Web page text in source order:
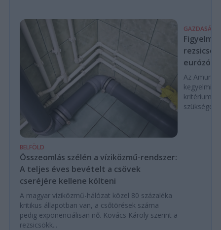
BELFÖLD
Összeomlás szélén a víziközmű-rendszer:
A teljes éves bevételt a csövek
cseréjére kellene költeni
A magyar víziközmű-hálózat közel 80 százaléka
kritikus állapotban van, a csőtörések száma
pedig exponenciálisan nő. Kovács Károly szerint a
rezsicsökk...
GAZDASÁG
Az Amundi
kegyelmi